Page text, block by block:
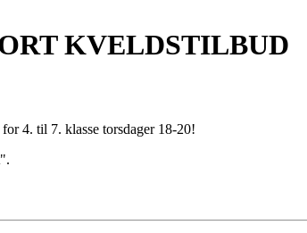
KVELDSTILBUD
4. til 7. klasse torsdager 18-20!